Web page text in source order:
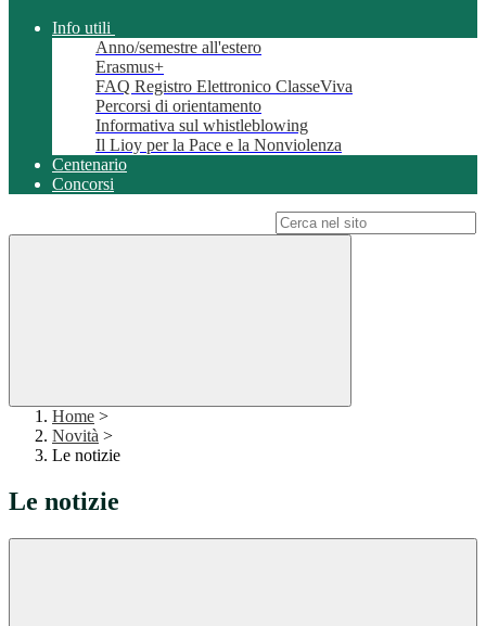
Info utili
Anno/semestre all'estero
Erasmus+
FAQ Registro Elettronico ClasseViva
Percorsi di orientamento
Informativa sul whistleblowing
Il Lioy per la Pace e la Nonviolenza
Centenario
Concorsi
Home >
Novità >
Le notizie
Le notizie